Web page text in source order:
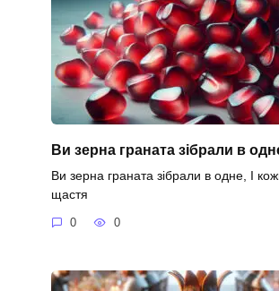
Ви зерна граната зібрали в
Ви зерна граната зібрали в одне, І
щастя
0 0